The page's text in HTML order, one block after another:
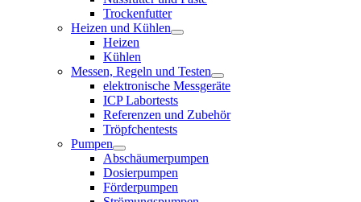
Trockenfutter
Heizen und Kühlen
Heizen
Kühlen
Messen, Regeln und Testen
elektronische Messgeräte
ICP Labortests
Referenzen und Zubehör
Tröpfchentests
Pumpen
Abschäumerpumpen
Dosierpumpen
Förderpumpen